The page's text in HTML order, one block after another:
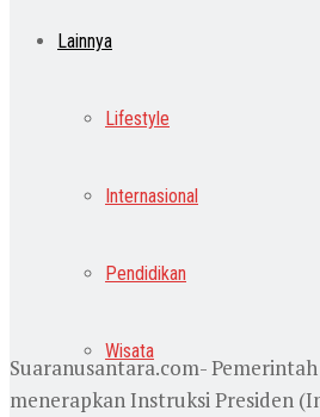
Lainnya
Lifestyle
Internasional
Pendidikan
Wisata
Suaranusantara.com-
menerapkan Instruksi Presiden